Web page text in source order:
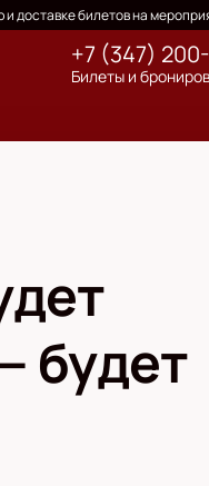
доставке билетов на
+7 (347)
Билеты и
будет